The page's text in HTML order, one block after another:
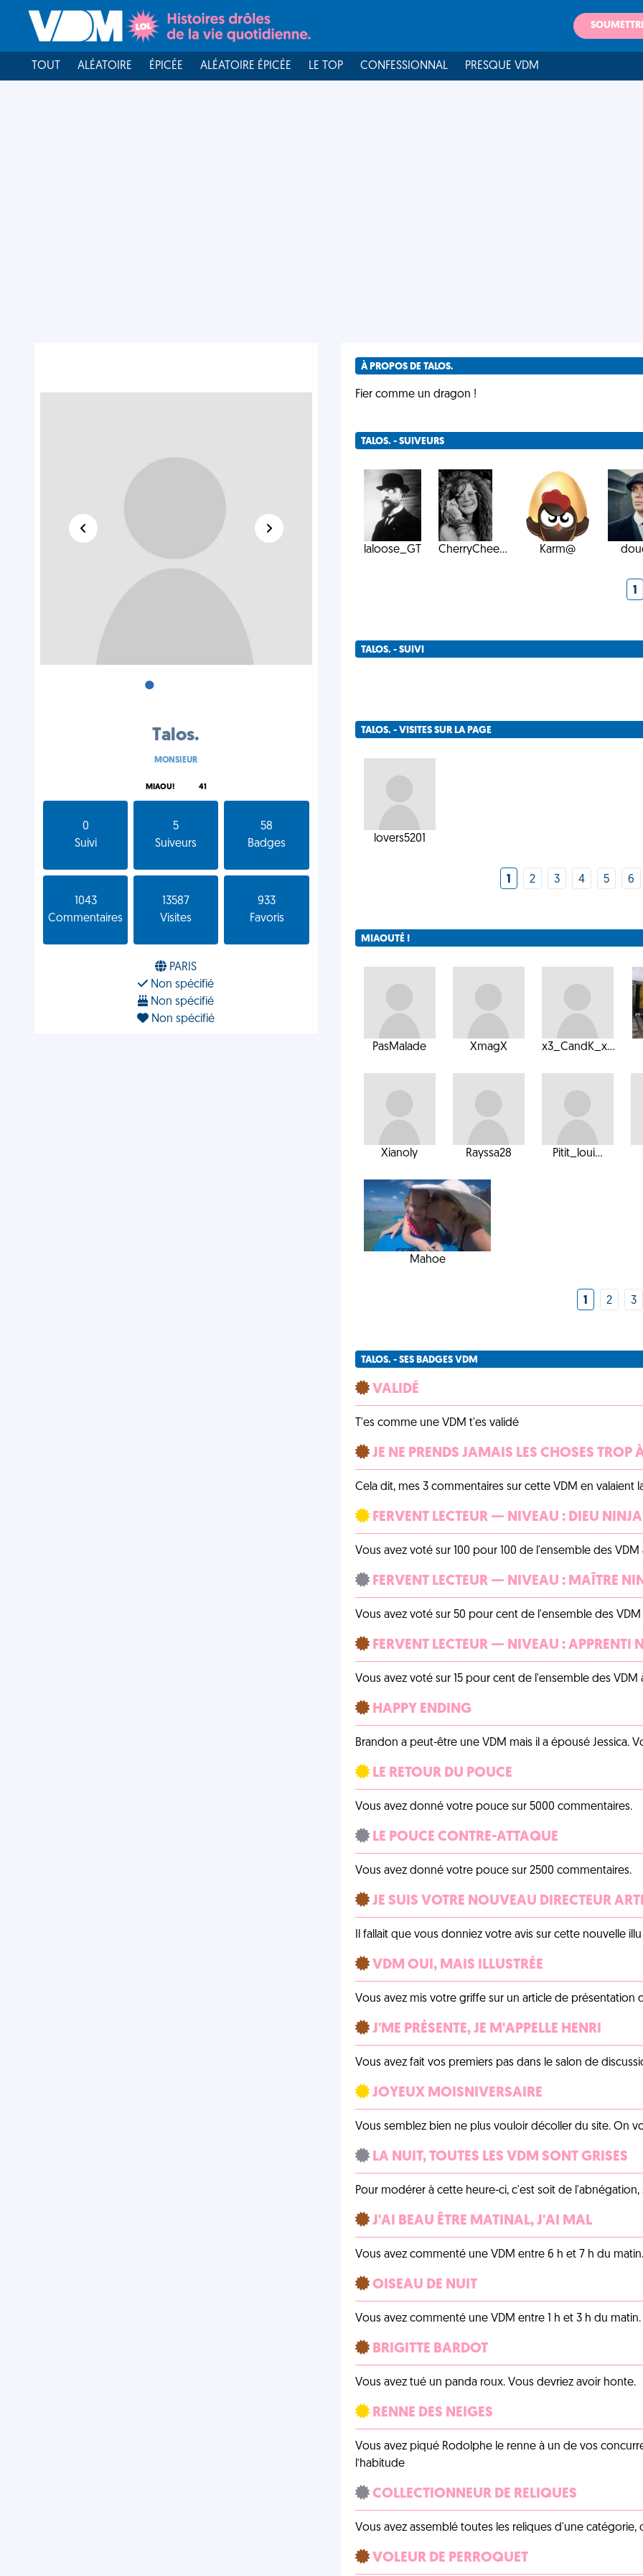
TOUT ALÉATOIRE ÉPICÉE ALÉATOIRE ÉPICÉE LE TOP CONFESSIONNAL PRESQUE VDM
•
Talos.
MONSIEUR
MIAOU! 41
0
Suivi
5
Suiveurs
58
Badges
1043
Commentaires
13587
Visites
933
Favoris
PARIS
Non spécifié
Non spécifié
Non spécifié
À PROPOS DE TALOS.
Fier comme un dragon !
TALOS. - SUIVEURS
laloose_GT CherryChee... Karm@
1
TALOS. - SUIVI
TALOS. - VISITES SUR LA PAGE
lovers5201
1 2 3 4 5 6
MIAOUTÉ !
PasMalade XmagX x3_CandK_x...
Xianoly Rayssa28 Pitit_loui...
Mahoe
1 2 3
TALOS. - SES BADGES VDM
VALIDÉ
T'es comme une VDM t'es validé
JE NE PRENDS JAMAIS LES CHOSES TROP
Cela dit, mes 3 commentaires sur cette VDM en valaient
FERVENT LECTEUR — NIVEAU : DIEU NINJA
Vous avez voté sur 100 pour 100 de l'ensemble des VDM
FERVENT LECTEUR — NIVEAU : MAÎTRE
Vous avez voté sur 50 pour cent de l'ensemble des VDM
FERVENT LECTEUR — NIVEAU : APPRENTI
Vous avez voté sur 15 pour cent de l'ensemble des VDM
HAPPY ENDING
Brandon a peut-être une VDM mais il a épousé Jessica.
LE RETOUR DU POUCE
Vous avez donné votre pouce sur 5000 commentaires.
LE POUCE CONTRE-ATTAQUE
Vous avez donné votre pouce sur 2500 commentaires.
JE SUIS VOTRE NOUVEAU DIRECTEUR
Il fallait que vous donniez votre avis sur cette nouvelle
VDM OUI, MAIS ILLUSTRÉE
Vous avez mis votre griffe sur un article de présentation
J'ME PRÉSENTE, JE M'APPELLE HENRI
Vous avez fait vos premiers pas dans le salon de
JOYEUX MOISNIVERSAIRE
Vous semblez bien ne plus vouloir décoller du site. On
LA NUIT, TOUTES LES VDM SONT GRISES
Pour modérer à cette heure-ci, c'est soit de
J'AI BEAU ÊTRE MATINAL, J'AI MAL
Vous avez commenté une VDM entre 6 h et 7 h du matin.
OISEAU DE NUIT
Vous avez commenté une VDM entre 1 h et 3 h du matin.
BRIGITTE BARDOT
Vous avez tué un panda roux. Vous devriez avoir honte.
RENNE DES NEIGES
Vous avez piqué Rodolphe le renne à un de vos
l’habitude
COLLECTIONNEUR DE RELIQUES
Vous avez assemblé toutes les reliques d'une catégorie,
VOLEUR DE PERROQUET